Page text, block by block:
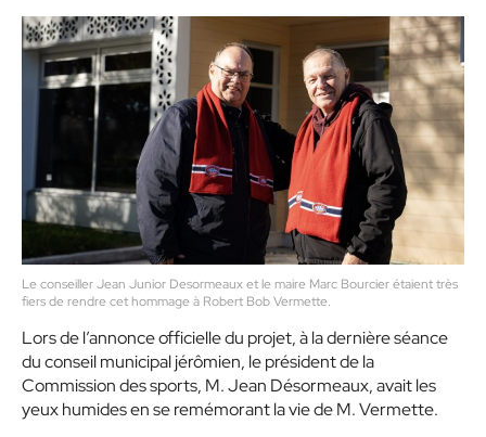
Le conseiller Jean Junior Desormeaux et le maire Marc Bourcier étaient très
fiers de rendre cet hommage à Robert Bob Vermette.
Lors de l’annonce officielle du projet, à la dernière séance
du conseil municipal jérômien, le président de la
Commission des sports, M. Jean Désormeaux, avait les
yeux humides en se remémorant la vie de M. Vermette.